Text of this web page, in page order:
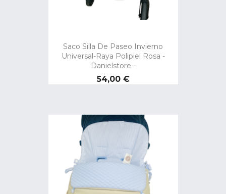
Saco Silla De Paseo Invierno
Universal-Raya Polipiel Rosa -
Danielstore -
Precio
54,00 €